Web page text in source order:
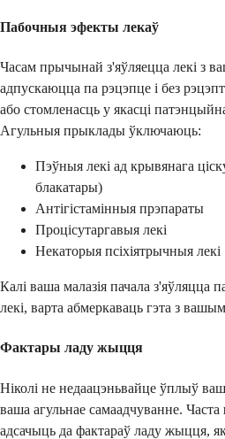
Пабочныя эфекты лекаў
Часам прычынай з'яўляецца лекі з
адпускаюцца па рэцэпце і без
або стомленасць у якасці
Агульныя прыклады ўключаюць:
Пэўныя лекі ад крывянага
блакатары)
Антігістамінныя прэпараты
Процісутаргавыя лекі
Некаторыя псіхіятрычныя лекі
Калі ваша малазія пачала з'яўляцца
лекі, варта абмеркаваць гэта з
Фактары ладу жыцця
Ніколі не недаацэньвайце ўплыў
ваша агульнае самаадчуванне. Часта
адсачыць да фактараў ладу жыцця,